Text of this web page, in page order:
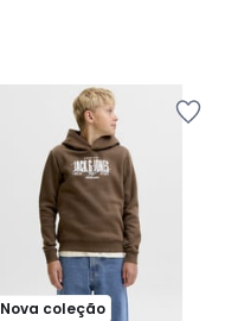
Nova coleção